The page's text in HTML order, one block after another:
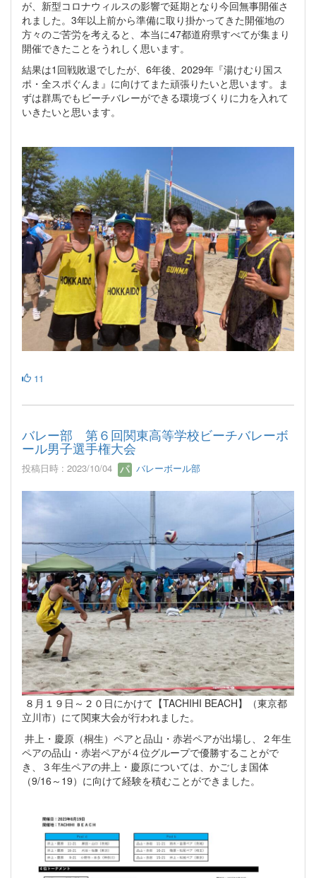
が、新型コロナウィルスの影響で延期となり今回無事開催さ
れました。3年以上前から準備に取り掛かってきた開催地の
方々のご苦労を考えると、本当に47都道府県すべてが集まり
開催できたことをうれしく思います。
結果は1回戦敗退でしたが、6年後、2029年『湯けむり国ス
ポ・全スポぐんま』に向けてまた頑張りたいと思います。ま
ずは群馬でもビーチバレーができる環境づくりに力を入れて
いきたいと思います。
11
バレー部 第６回関東高等学校ビーチバレーボ
ール男子選手権大会
投稿日時 : 2023/10/04 バレーボール部
８月１９日～２０日にかけて【TACHIHI BEACH】（東京都
立川市）にて関東大会が行われました。
井上・慶原（桐生）ペアと品山・赤岩ペアが出場し、２年生
ペアの品山・赤岩ペアが４位グループで優勝することがで
き、３年生ペアの井上・慶原については、かごしま国体
（9/16～19）に向けて経験を積むことができました。